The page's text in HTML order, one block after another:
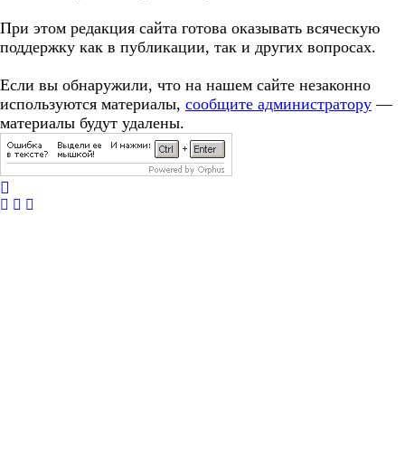
При этом редакция сайта готова оказывать всяческую
поддержку как в публикации, так и других вопросах.
Если вы обнаружили, что на нашем сайте незаконно
используются материалы, сообщите администратору —
материалы будут удалены.